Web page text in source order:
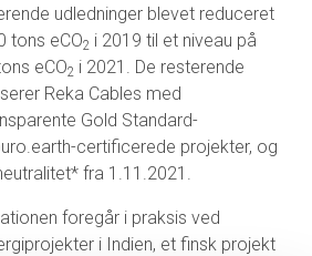
udledninger blevet reduceret
tons eCO2 i 2019 til et niveau på
eCO2 i 2021. De resterende
Reka Cables med
Gold Standard-
certificerede projekter, og
fra 1.11.2021.
foregår i praksis ved
i Indien, et finsk projekt